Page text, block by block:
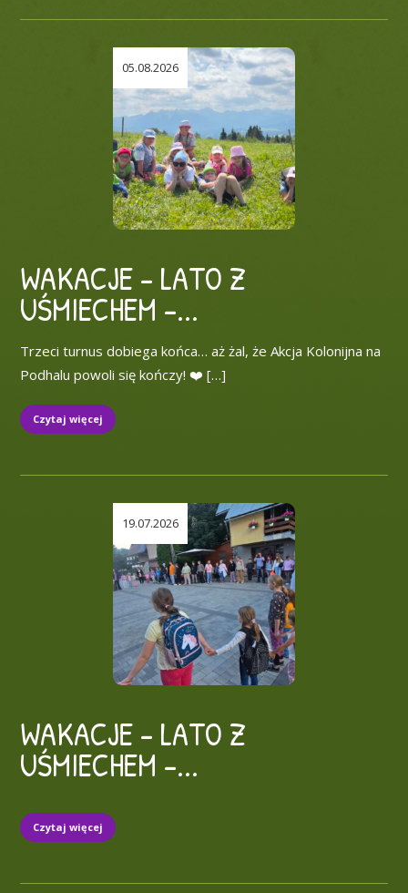
05.08.2026
WAKACJE – LATO Z
UŚMIECHEM –...
Trzeci turnus dobiega końca… aż żal, że Akcja Kolonijna na
Podhalu powoli się kończy! ❤️ […]
Czytaj więcej
19.07.2026
WAKACJE – LATO Z
UŚMIECHEM –...
Czytaj więcej